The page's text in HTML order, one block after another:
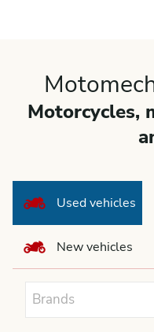
Motorcycles,
Used vehicles
New vehicles
Brands